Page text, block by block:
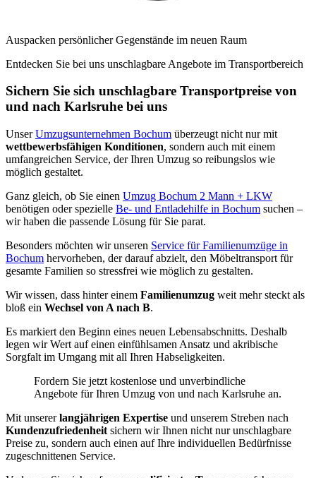
Auspacken persönlicher Gegenstände im neuen Raum
Entdecken Sie bei uns unschlagbare Angebote im Transportbereich
Sichern Sie sich unschlagbare Transportpreise von
und nach Karlsruhe bei uns
UnserUmzugsunternehmen Bochum überzeugt nicht nur mit
wettbewerbsfähigen Konditionen, sondern auch mit einem
umfangreichen Service, der Ihren Umzug so reibungslos wie
möglich gestaltet.
Ganz gleich, ob Sie einen Umzug Bochum 2 Mann + LKW
benötigen oder spezielle Be- und Entladehilfe in Bochum suchen –
wir haben die passende Lösung für Sie parat.
Besonders möchten wir unseren Service für Familienumzüge in
Bochum hervorheben, der darauf abzielt, den Möbeltransport für
gesamte Familien so stressfrei wie möglich zu gestalten.
Wir wissen, dass hinter einem Familienumzug weit mehr steckt als
bloß ein Wechsel von A nach B.
Es markiert den Beginn eines neuen Lebensabschnitts. Deshalb
legen wir Wert auf einen einfühlsamen Ansatz und akribische
Sorgfalt im Umgang mit all Ihren Habseligkeiten.
Fordern Sie jetzt kostenlose und unverbindliche
Angebote für Ihren Umzug von und nach Karlsruhe an.
Mit unsererlangjährigen Expertise und unserem Streben nach
Kundenzufriedenheit sichern wir Ihnen nicht nur unschlagbare
Preise zu, sondern auch einen auf Ihre individuellen Bedürfnisse
zugeschnittenen Service.